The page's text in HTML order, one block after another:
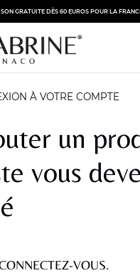
GRATUITE DÈS 60 EUROS POUR LA
À VOTRE COMPTE
un
vous
VOUS.